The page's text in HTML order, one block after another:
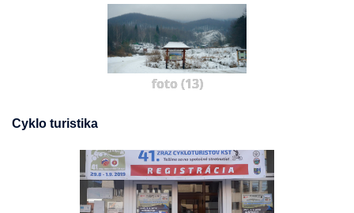
foto (13)
Cyklo turistika